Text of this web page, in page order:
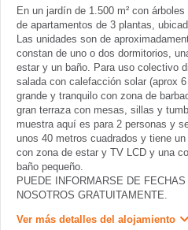
En un jardín de 1.500 m² con
de apartamentos de 3 plantas,
Las unidades son de
constan de uno o dos dormitorios,
estar y un baño. Para uso colectivo
salada con calefacción solar (aprox
grande y tranquilo con zona de
gran terraza con mesas, sillas y
muestra aquí es para 2 personas y
unos 40 metros cuadrados y tiene
con zona de estar y TV LCD y una
baño pequeño.
PUEDE INFORMARSE DE
NOSOTROS GRATUITAMENTE.
Ver más detalles del alojamiento